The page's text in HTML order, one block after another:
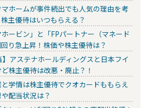
マホームが事件続出でも人気の理由を考
主優待はいつもらえる？
ホービン」と「FPパートナー（マネード
り急上昇！株価や株主優待は？
】アステナホールディングスと日本フイ
株主優待は改悪・廃止？！
と学情は株主優待でクオカードももらえ
配当状況は？